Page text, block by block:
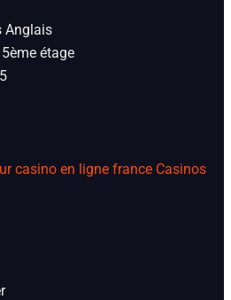
Anglais
étage
casino en ligne france Casinos